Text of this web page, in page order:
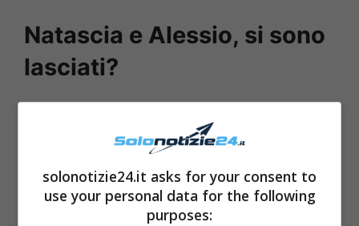
Natascia e Alessio, si sono
lasciati?
solonotizie24.it asks for your consent to
use your personal data for the following
purposes: